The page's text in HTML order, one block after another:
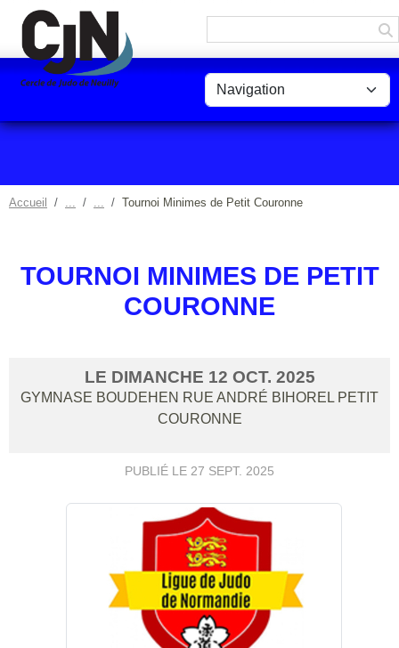
Accueil Tournoi Minimes de Petit Couronne
TOURNOI MINIMES DE PETIT
COURONNE
LE DIMANCHE 12 OCT. 2025
GYMNASE BOUDEHEN RUE ANDRÉ BIHOREL PETIT
COURONNE
PUBLIÉ LE 27 SEPT. 2025
Panneau de gestion des cookies